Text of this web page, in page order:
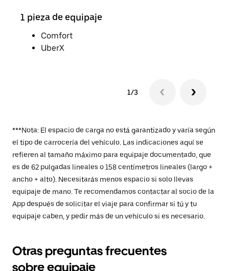
1 pieza de equipaje
Comfort
UberX
1/3
***Nota: El espacio de carga no está garantizado y varía según
el tipo de carrocería del vehículo. Las indicaciones aquí se
refieren al tamaño máximo para equipaje documentado, que
es de 62 pulgadas lineales o 158 centímetros lineales (largo +
ancho + alto). Necesitarás menos espacio si solo llevas
equipaje de mano. Te recomendamos contactar al socio de la
App después de solicitar el viaje para confirmar si tú y tu
equipaje caben, y pedir más de un vehículo si es necesario.
Otras preguntas frecuentes
sobre equipaje